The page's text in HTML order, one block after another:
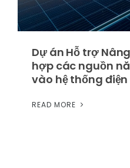
Dự án Hỗ trợ
hợp các nguồn
vào hệ thống
READ MORE